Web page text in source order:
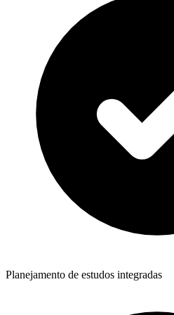
Planejamento de estudos integradas